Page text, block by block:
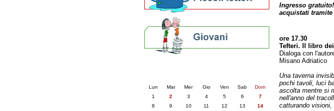
Ingresso
acquistati tramite
ore 17.30
Tefteri. Il libro
Dialoga con
Misano Adriatico
Una taverna
pochi tavoli, luci
ascolta mentre si
nell'anno del
catturando
Lun Mar Mer Gio Ven Sab
Dom
1
2 3 4 5 6
7
8
9 10 11 12 13
14